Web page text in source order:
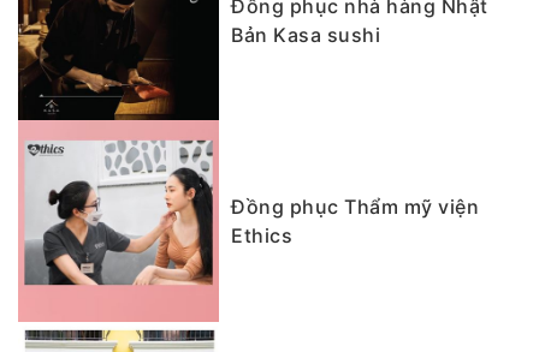
Đồng phục nhà hàng Nhật
Bản Kasa sushi
Đồng phục Thẩm mỹ viện
Ethics